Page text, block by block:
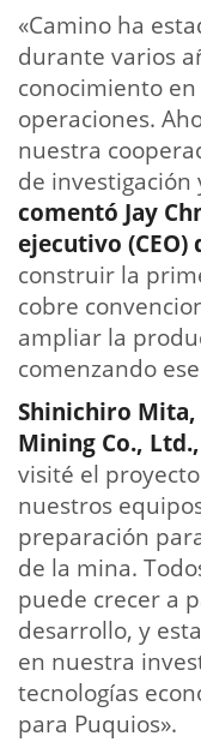
«Camino ha
durante varios
conocimiento
operaciones.
nuestra
de investigación
comentó Jay
ejecutivo (CEO)
construir la
cobre
ampliar la
comenzando
Shinichiro
Mining Co., Ltd.,
visité el
nuestros
preparación
de la mina.
puede crecer a
desarrollo, y
en nuestra
tecnologías
para Puquios».